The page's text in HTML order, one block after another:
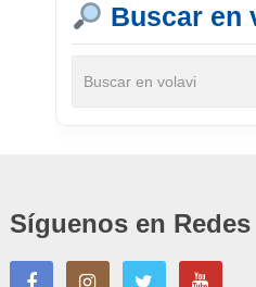
Buscar en
Síguenos en Redes